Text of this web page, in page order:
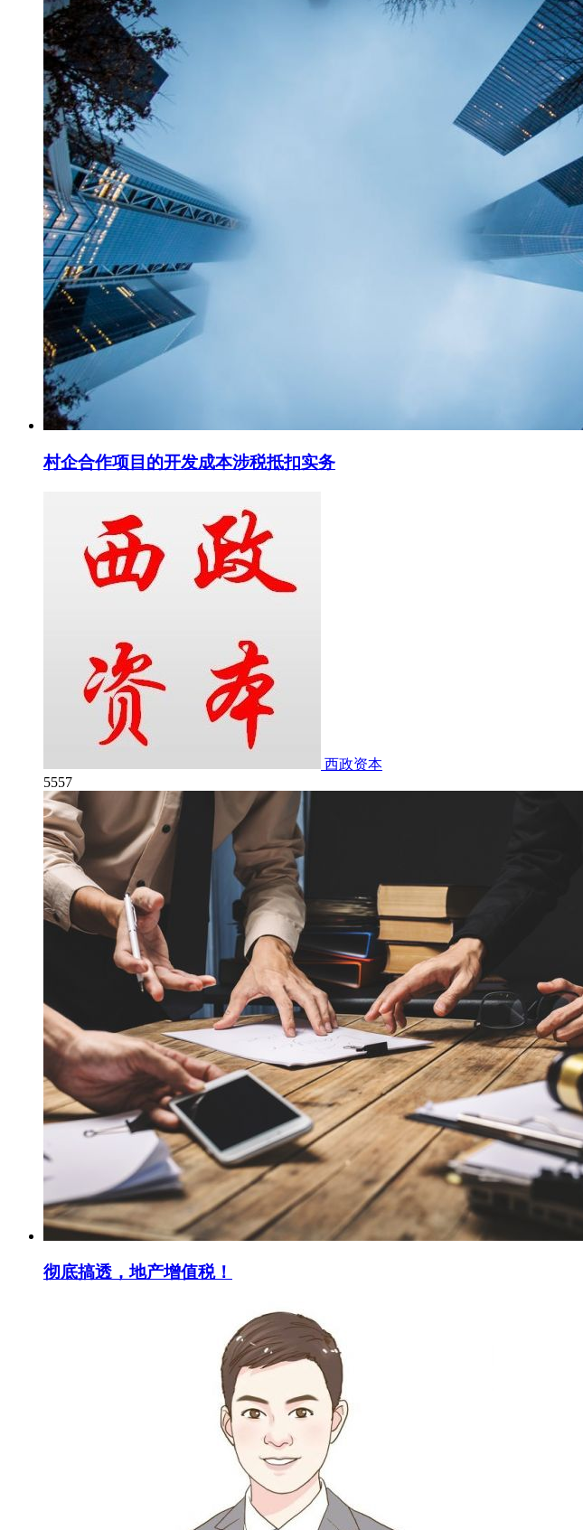
村企合作项目的开发成本涉税抵扣实务
西政资本
5557
彻底搞透，地产增值税！